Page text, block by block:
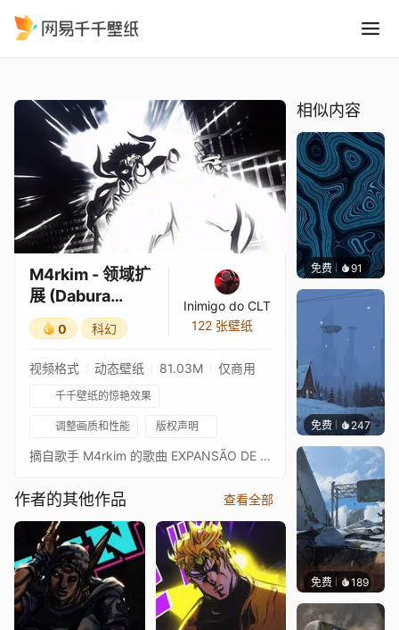
M4rkim - 领域扩
展 (Dabura
Karaba)
0 科幻
Inimigo do CLT
122 张壁纸
视频格式 动态壁纸 81.03M 仅商用
千千壁纸的惊艳效果
调整画质和性能 版权声明
摘自歌手 M4rkim 的歌曲 EXPANSÃO DE DOMÍNIO（Dabura Karaba）的副歌。以下是他的 YouTube 频道链接
作者的其他作品 查看全部
相似内容
免费 91
免费 247
免费 189